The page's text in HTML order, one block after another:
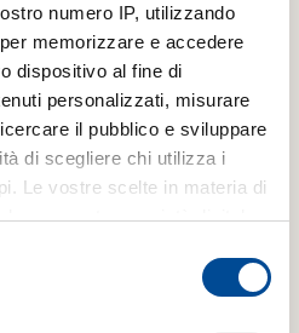
numero IP, utilizzando
memorizzare e accedere
dispositivo al fine di
personalizzati, misurare
il pubblico e sviluppare
di scegliere chi utilizza i
Le vostre scelte in materia di
su questa proprietà digitale
consenso in qualsiasi
sui cookie o facendo clic
per 1 anno + 1